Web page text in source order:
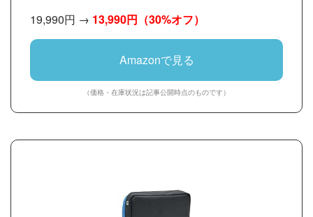
19,990円 → 13,990円 （30%オフ）
Amazonで見る
（価格・在庫状況は記事公開時点のものです）